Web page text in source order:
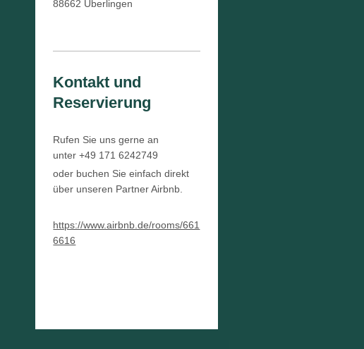
88662 Überlingen
Kontakt und
Reservierung
Rufen Sie uns gerne an
unter+49 171 6242749
oder buchen Sie einfach direkt
über unseren Partner Airbnb.
https://www.airbnb.de/rooms/661
6616